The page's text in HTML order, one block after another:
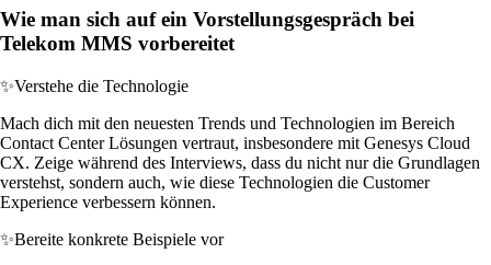
Wie man sich auf ein Vorstellungsgespräch bei
Telekom MMS vorbereitet
✨Verstehe die Technologie
Mach dich mit den neuesten Trends und Technologien im Bereich
Contact Center Lösungen vertraut, insbesondere mit Genesys Cloud
CX. Zeige während des Interviews, dass du nicht nur die Grundlagen
verstehst, sondern auch, wie diese Technologien die Customer
Experience verbessern können.
✨Bereite konkrete Beispiele vor